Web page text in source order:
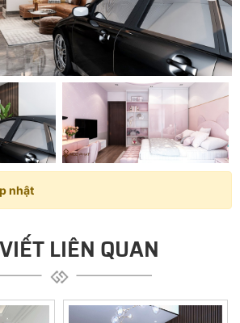
nhật
LIÊN QUAN